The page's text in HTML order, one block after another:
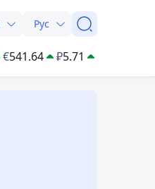
Рус
€541.64 ₽5.71